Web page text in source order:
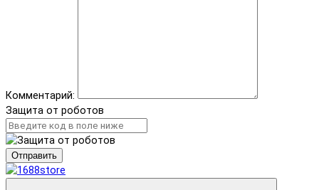
Комментарий:
Защита от роботов
Отправить